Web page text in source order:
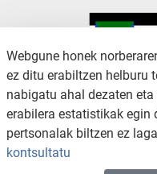
Webgune honek
ez ditu erabiltzen helburu
nabigatu ahal dezaten
erabilera estatistikak egin
pertsonalak biltzen ez
kontsultatu